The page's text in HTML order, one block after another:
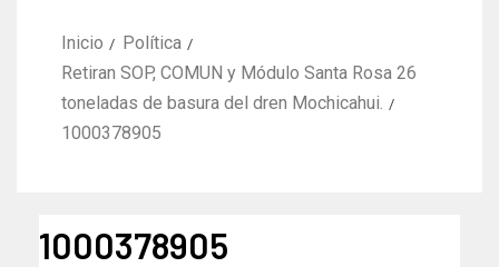
Inicio
Política
Retiran SOP, COMUN y Módulo Santa Rosa 26
toneladas de basura del dren Mochicahui.
1000378905
1000378905